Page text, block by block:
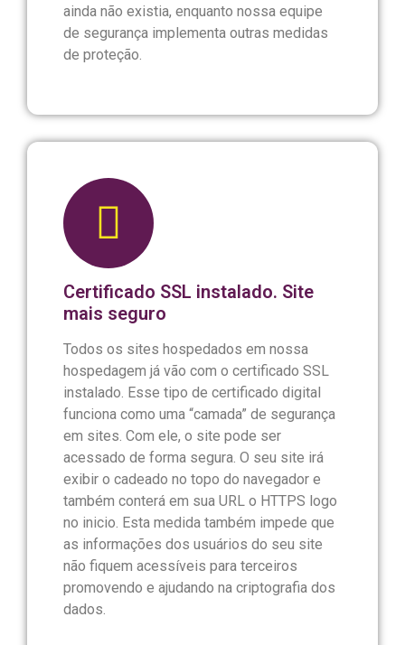
ainda não existia, enquanto nossa equipe
de segurança implementa outras medidas
de proteção.
Certificado SSL instalado. Site
mais seguro
Todos os sites hospedados em nossa
hospedagem já vão com o certificado SSL
instalado. Esse tipo de certificado digital
funciona como uma “camada” de segurança
em sites. Com ele, o site pode ser
acessado de forma segura. O seu site irá
exibir o cadeado no topo do navegador e
também conterá em sua URL o HTTPS logo
no inicio. Esta medida também impede que
as informações dos usuários do seu site
não fiquem acessíveis para terceiros
promovendo e ajudando na criptografia dos
dados.